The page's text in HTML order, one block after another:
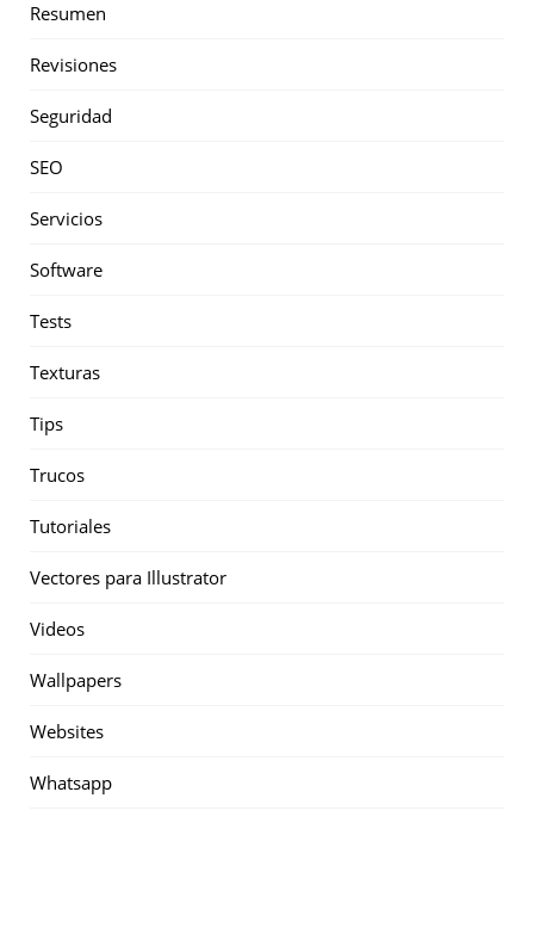
Resumen
Revisiones
Seguridad
SEO
Servicios
Software
Tests
Texturas
Tips
Trucos
Tutoriales
Vectores para Illustrator
Videos
Wallpapers
Websites
Whatsapp